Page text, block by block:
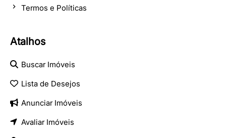
Termos e Políticas
Atalhos
Buscar Imóveis
Lista de Desejos
Anunciar Imóveis
Avaliar Imóveis